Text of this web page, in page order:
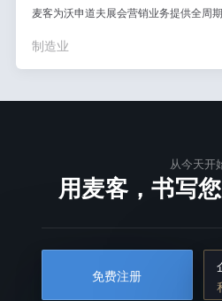
麦客为沃申道夫展会营销业务提供全周
制造业
从今天开
用麦客，书写
免费注册